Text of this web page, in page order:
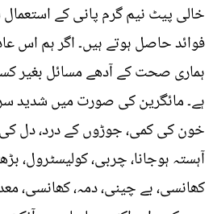
خالی پیٹ نيم گرم پانی کے
فوائد حاصل ہوتے ہیں۔ اگر ہم اس
ہماری صحت کے آدھے مسائل بغیر
ہے۔ مائگرين کی صورت ميں شدید سر
خون کی کمی، جوڑوں کے درد، دل کی
آہستہ ہوجانا، چربی، کولیسٹرول،
کھانسی، بے چینی، دمہ، کھانسی،